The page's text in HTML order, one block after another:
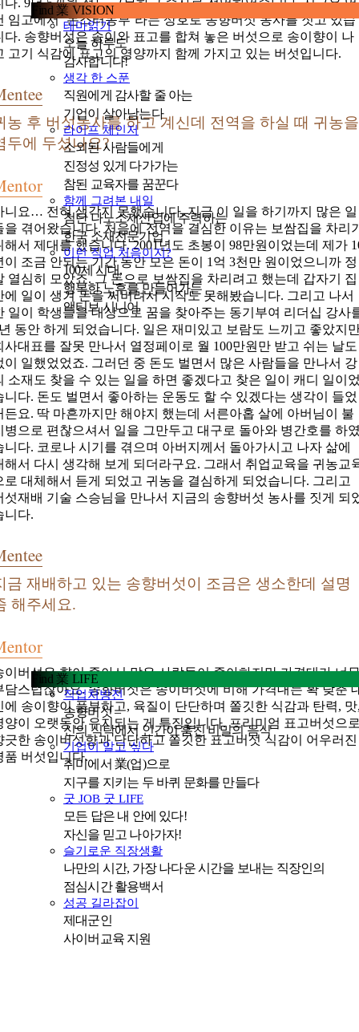
Find 業 VISION
테마읽기
오늘 하루도
감사합니다!
생각 한 스푼
직원에게 감사할 줄 아는
기업이 살아남는다
라이프 체인저
소외된 사람들에게
진정성 있게 다가가는
참된 교육자를 꿈꾼다
함께 그려본 내일
첨단 나노소재산업에 주력하는
한국 소재전문기업
이런 직업 처음이지?
100세 시대,
행복한 노후를 만들어가는
액티브 시니어
Find 業 LIFE
직업처방전
송향버섯 –
신의 식탁에서 인간이 훔친 비밀의 음식
기업이 알고 싶다
취미에서 業(업)으로
지구를 지키는 두 바퀴 문화를 만들다
굿 JOB 굿 LIFE
모든 답은 내 안에 있다!
자신을 믿고 나아가자!
슬기로운 직장생활
나만의 시간, 가장 나다운 시간을 보내는 직장인의
점심시간 활용백서
성공 길라잡이
제대군인
사이버교육 지원
다. 9년 5개월 정도 근무하고 중사로 전역하였습니다. 지금은 영
임고에서 ‘몬스터농부’라는 상호로 송향버섯 농사를 짓고 있습
다. 송향버섯은 송이와 표고를 합쳐 놓은 버섯으로 송이향이 나
고기 식감에 표고의 영양까지 함께 가지고 있는 버섯입니다.
농 후 버섯농사를 하고 계신데 전역을 하실 때 귀농을
두에 두셨나요?
니요… 전혀 생각지 못했습니다. 지금 이 일을 하기까지 많은 일
을 겪어왔습니다. 처음에 전역을 결심한 이유는 보쌈집을 차리
해서 제대를 했습니다. 2001년도 초봉이 98만원이었는데 제가
이 조금 안되는 기간 동안 모은 돈이 1억 3천만 원이었으니까 정
열심히 모았죠. 그 돈으로 보쌈집을 차리려고 했는데 갑자기 집
에 일이 생겨 돈을 써버려서 시작도 못해봤습니다. 그리고 나서
일이 학생들을 대상으로 꿈을 찾아주는 동기부여 리더십 강사
동안 하게 되었습니다. 일은 재미있고 보람도 느끼고 좋았지
사대표를 잘못 만나서 열정페이로 월 100만원만 받고 쉬는 날도
이 일했었었죠. 그러던 중 돈도 벌면서 많은 사람들을 만나서 강
소재도 찾을 수 있는 일을 하면 좋겠다고 찾은 일이 캐디 일이
니다. 돈도 벌면서 좋아하는 운동도 할 수 있겠다는 생각이 들었
든요. 딱 마흔까지만 해야지 했는데 서른아홉 살에 아버님이 불
병으로 편찮으셔서 일을 그만두고 대구로 돌아와 병간호를 하
니다. 코로나 시기를 겪으며 아버지께서 돌아가시고 나자 삶에
해서 다시 생각해 보게 되더라구요. 그래서 취업교육을 귀농교
로 대체해서 듣게 되었고 귀농을 결심하게 되었습니다. 그리고
섯재배 기술 스승님을 만나서 지금의 송향버섯 농사를 짓게 되
니다.
금 재배하고 있는 송향버섯이 조금은 생소한데 설명
해주세요.
이버섯은 향이 좋아서 많은 사람들이 좋아하지만 가격대가 너
담스럽잖아요. 송향버섯은 송이버섯에 비해 가격대는 확 낮춘
에 송이향이 풍부하고, 육질이 단단하며 쫄깃한 식감과 탄력,
양이 오랫동안 유지되는 게 특징입니다. 프리미엄 표고버섯으
긋한 송이버섯향과 단단하고 쫄깃한 표고버섯 식감이 어우러진
품 버섯입니다.